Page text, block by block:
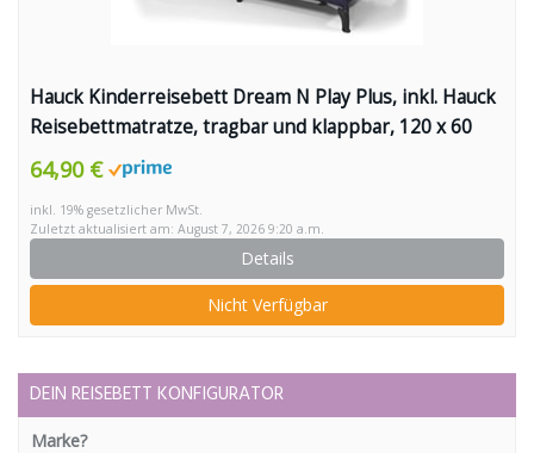
Hauck Kinderreisebett Dream N Play Plus, inkl. Hauck
Reisebettmatratze, tragbar und klappbar, 120 x 60
cm, blau
64,90 €
inkl. 19% gesetzlicher MwSt.
Zuletzt aktualisiert am: August 7, 2026 9:20 a.m.
Details
Nicht Verfügbar
DEIN REISEBETT KONFIGURATOR
Marke?